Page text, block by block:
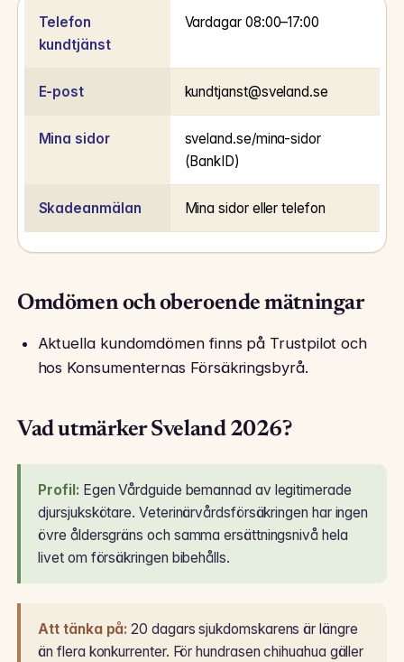
Telefon
kundtjänst
Vardagar 08:00–17:00
E-post kundtjanst@sveland.se
Mina sidor
sveland.se/mina-sidor
(BankID)
Skadeanmälan Mina sidor eller telefon
Omdömen och oberoende mätningar
Aktuella kundomdömen finns på Trustpilot och
hos Konsumenternas Försäkringsbyrå.
Vad utmärker Sveland 2026?
Profil: Egen Vårdguide bemannad av legitimerade
djursjukskötare. Veterinärvårdsförsäkringen har ingen
övre åldersgräns och samma ersättningsnivå hela
livet om försäkringen bibehålls.
Att tänka på: 20 dagars sjukdomskarens är längre
än flera konkurrenter. För hundrasen chihuahua gäller